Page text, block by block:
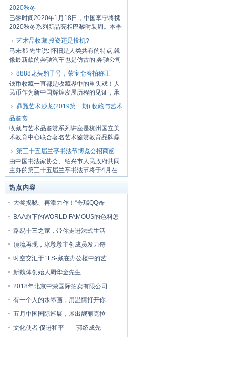
2020秋冬
巴黎时间2020年1月18日，中国李宁将携
2020秋冬系列新品亮相巴黎时装周。本季
艺术品收藏,投资还是投机?
马未都 先生说: 怀旧是人类共有的特点,就
像最新款的奔驰汽车也是仿古的,奔驰公司
8888龙头豹子号，荣宝斋春拍称王
钱币收藏一直都是收藏界中的重头戏！人
民币作为新中国辉煌发展历程的见证，承
鼎甄艺术沙龙(2019第一期):收藏与艺术
品鉴赏
收藏与艺术品鉴赏系列讲座是杭州国立美
术教育中心联合著名艺术鉴赏教育品牌鼎
第三十五届兰亭书法节博览会招商函
由中国书法家协会、绍兴市人民政府共同
主办的第三十五届兰亭书法节将于4月在
绍兴隆重...
热点内容
大奖揭晓、再添力作！“奇瑞QQ奇
BAA旗下的WORLD FAMOUS的色料怎
路易十三之家，带你走进法式生活
顶流再现，冰墩墩主创成员发力奇
时空交汇于1FS-藏在办公楼中的艺
新魏体创始人周华金先生
2018年北京中荣国际拍卖有限公司
有一个人的水墨画，用温情打开你
五月中国国际巡展，展出靓丽克拉
文化使者 促进和平——郭绍成先